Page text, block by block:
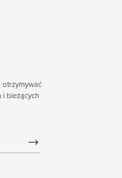
otrzymywać
i bieżących